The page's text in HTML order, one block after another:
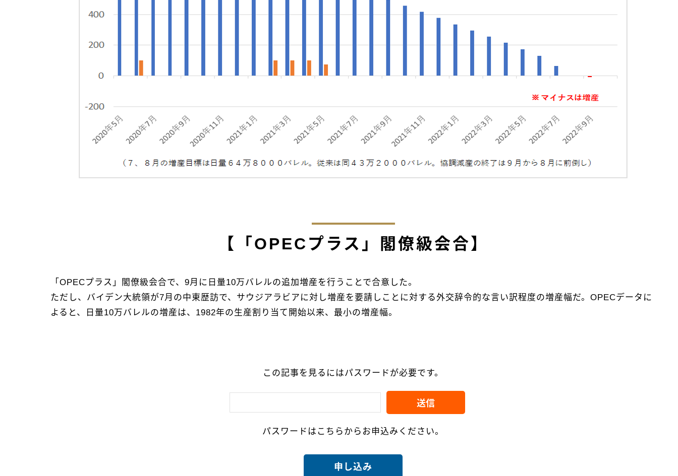
【「OPECプラス」閣僚級会合】
「OPECプラス」閣僚級会合で、9月に日量10万バレルの追加増産を行うことで合意した。
ただし、バイデン大統領が7月の中東歴訪で、サウジアラビアに対し増産を要請しことに対する外交辞令的な言い訳程度の増産幅だ。OPECデータに
よると、日量10万バレルの増産は、1982年の生産割り当て開始以来、最小の増産幅。
この記事を見るにはパスワードが必要です。
パスワードはこちらからお申込みください。
申し込み